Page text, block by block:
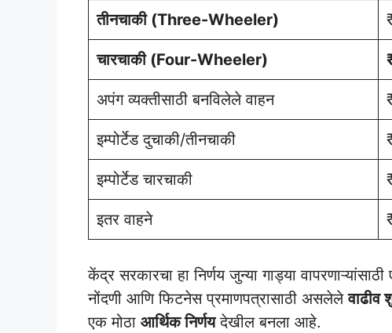
तीनचाकी (Three-Wheeler)
चारचाकी (Four-Wheeler)
अपंग व्यक्तीसाठी बनविलेले वाहन
इम्पोर्टेड दुचाकी/तीनचाकी
इम्पोर्टेड चारचाकी
इतर वाहने
केंद्र सरकारचा हा निर्णय जुन्या गाड्या
नोंदणी आणि फिटनेस प्रमाणपत्रासाठी असलेलेवाढीव
एक मोठा आर्थिक निर्णयदेखील बनला आहे.